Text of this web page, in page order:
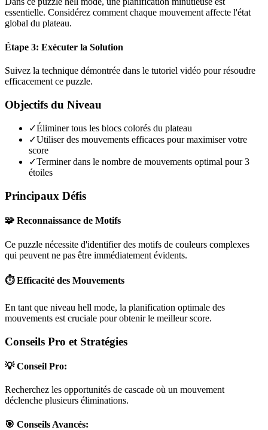
essentielle. Considérez comment chaque mouvement affecte l'état
global du plateau.
Étape 3: Exécuter la Solution
Suivez la technique démontrée dans le tutoriel vidéo pour résoudre
efficacement ce puzzle.
Objectifs du Niveau
✓Éliminer tous les blocs colorés du plateau
✓Utiliser des mouvements efficaces pour maximiser votre
score
✓Terminer dans le nombre de mouvements optimal pour 3
étoiles
Principaux Défis
🧩 Reconnaissance de Motifs
Ce puzzle nécessite d'identifier des motifs de couleurs complexes
qui peuvent ne pas être immédiatement évidents.
⏱️ Efficacité des Mouvements
En tant que niveau hell mode, la planification optimale des
mouvements est cruciale pour obtenir le meilleur score.
Conseils Pro et Stratégies
💡 Conseil Pro:
Recherchez les opportunités de cascade où un mouvement
déclenche plusieurs éliminations.
🎯 Conseils Avancés: